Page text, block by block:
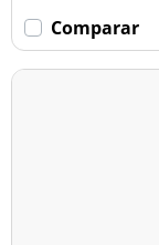
Comparar